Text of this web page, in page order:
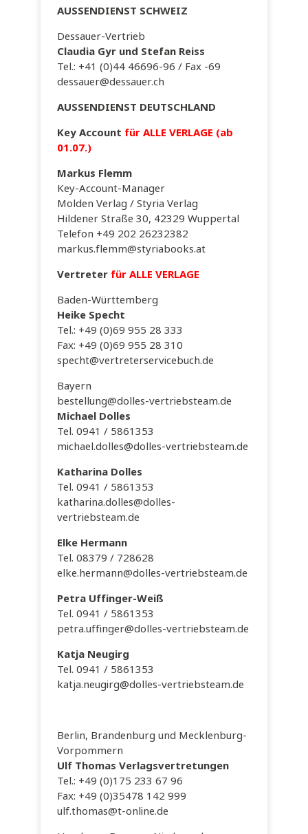
AUSSENDIENST SCHWEIZ
Dessauer-Vertrieb
Claudia Gyr und Stefan Reiss
Tel.: +41 (0)44 46696-96 / Fax -69
dessauer@dessauer.ch
AUSSENDIENST DEUTSCHLAND
Key Account für ALLE VERLAGE (ab
01.07.)
Markus Flemm
Key-Account-Manager
Molden Verlag / Styria Verlag
Hildener Straße 30, 42329 Wuppertal
Telefon +49 202 26232382
markus.flemm@styriabooks.at
Vertreter fürALLE VERLAGE
Baden-Württemberg
Heike Specht
Tel.: +49 (0)69 955 28 333
Fax: +49 (0)69 955 28 310
specht@vertreterservicebuch.de
Bayern
bestellung@dolles-vertriebsteam.de
Michael Dolles
Tel. 0941 / 5861353
michael.dolles@dolles-vertriebsteam.de
Katharina Dolles
Tel. 0941 / 5861353
katharina.dolles@dolles-
vertriebsteam.de
Elke Hermann
Tel. 08379 / 728628
elke.hermann@dolles-vertriebsteam.de
Petra Uffinger-Weiß
Tel. 0941 / 5861353
petra.uffinger@dolles-vertriebsteam.de
Katja Neugirg
Tel. 0941 / 5861353
katja.neugirg@dolles-vertriebsteam.de
Berlin, Brandenburg und Mecklenburg-
Vorpommern
Ulf Thomas Verlagsvertretungen
Tel.: +49 (0)175 233 67 96
Fax: +49 (0)35478 142 999
ulf.thomas@t-online.de